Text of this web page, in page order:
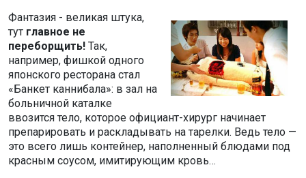
Фантазия - великая штука,
тут главное не
переборщить! Так,
например, фишкой одного
японского ресторана стал
«Банкет каннибала»: в зал на
больничной каталке
ввозится тело, которое официант-хирург начинает
препарировать и раскладывать на тарелки. Ведь тело —
это всего лишь контейнер, наполненный блюдами под
красным соусом, имитирующим кровь…